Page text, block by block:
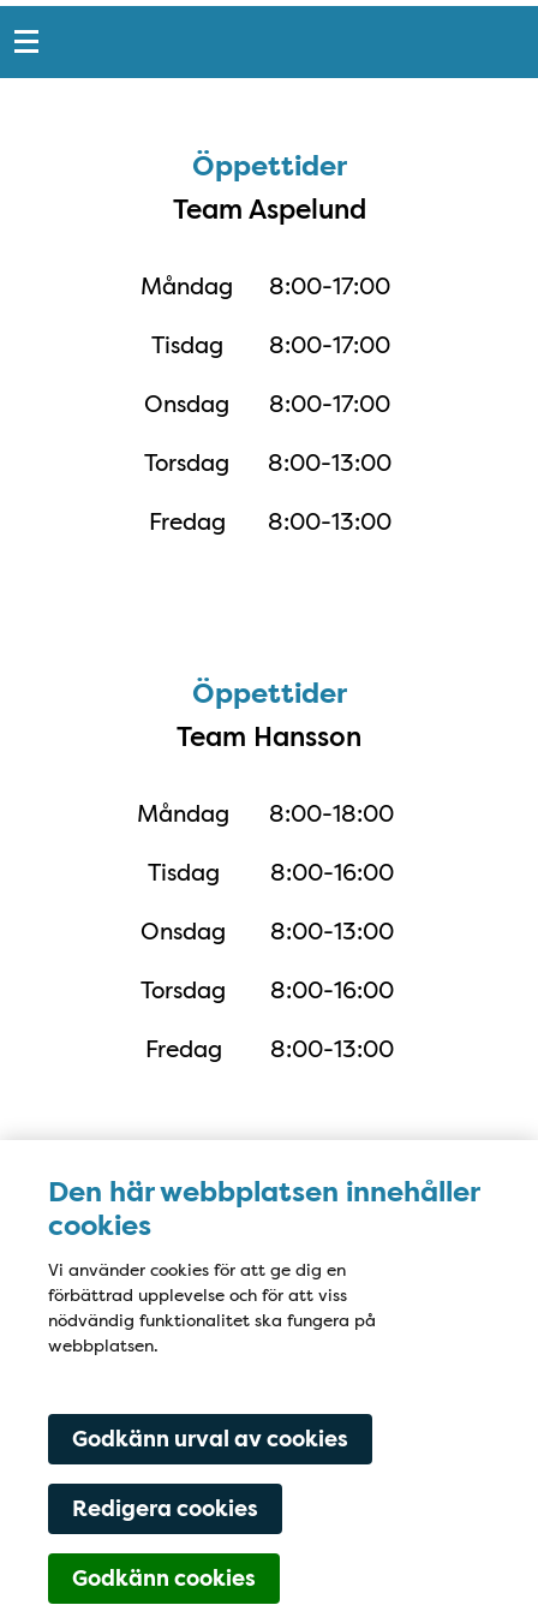
Den här webbplatsen innehåller
cookies
Vi använder cookies för att ge dig en
förbättrad upplevelse och för att viss
nödvändig funktionalitet ska fungera på
webbplatsen.
Godkänn urval av cookies
Redigera cookies
Godkänn cookies
Snabblänkar
Öppettider
Team Aspelund
Måndag
8:00-17:00
Tisdag
8:00-17:00
Onsdag
8:00-17:00
Torsdag
8:00-13:00
Fredag
8:00-13:00
Öppettider
Team Hansson
Måndag
8:00-18:00
Tisdag
8:00-16:00
Onsdag
8:00-13:00
Torsdag
8:00-16:00
Fredag
8:00-13:00
Karta